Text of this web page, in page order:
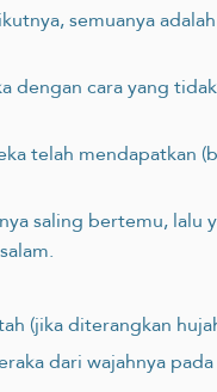
semuanya
cara yang
telah mendapatkan
saling bertemu, lalu
(jika diterangkan
dari wajahnya